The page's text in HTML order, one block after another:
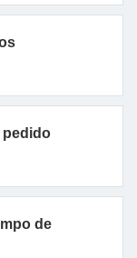
pedido
de